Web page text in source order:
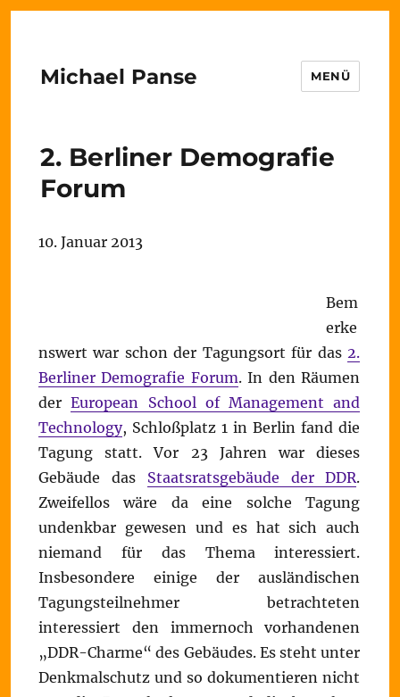
Michael Panse MENÜ
2. Berliner Demografie
Forum
10. Januar 2013
Bem
erke
nswert war schon der Tagungsort für das2.
Berliner Demografie Forum. In den Räumen
derEuropean School of Management and
Technology, Schloßplatz 1 in Berlin fand die
Tagung statt. Vor 23 Jahren war dieses
Gebäude das Staatsratsgebäude der DDR.
Zweifellos wäre da eine solche Tagung
undenkbar gewesen und es hat sich auch
niemand für das Thema interessiert.
Insbesondere einige der ausländischen
Tagungsteilnehmer betrachteten
interessiert den immernoch vorhandenen
„DDR-Charme“ des Gebäudes. Es steht unter
Denkmalschutz und so dokumentieren nicht